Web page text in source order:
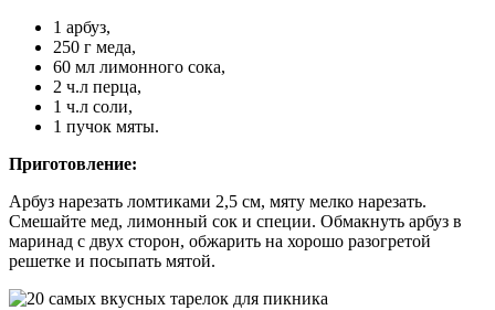
1 арбуз,
250 г меда,
60 мл лимонного сока,
2 ч.л перца,
1 ч.л соли,
1 пучок мяты.
Приготовление:
Арбуз нарезать ломтиками 2,5 см, мяту мелко нарезать.
Смешайте мед, лимонный сок и специи. Обмакнуть арбуз в
маринад с двух сторон, обжарить на хорошо разогретой
решетке и посыпать мятой.